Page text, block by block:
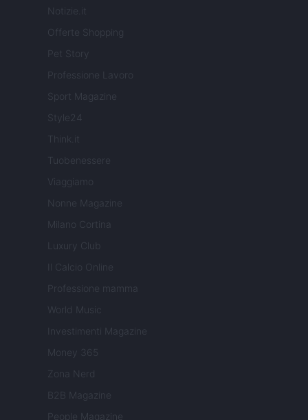
Notizie.it
Offerte Shopping
Pet Story
Professione Lavoro
Sport Magazine
Style24
Think.it
Tuobenessere
Viaggiamo
Nonne Magazine
Milano Cortina
Luxury Club
Il Calcio Online
Professione mamma
World Music
Investimenti Magazine
Money 365
Zona Nerd
B2B Magazine
People Magazine